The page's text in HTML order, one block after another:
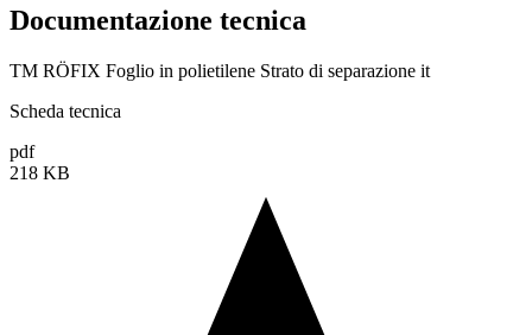
Documentazione tecnica
TM RÖFIX Foglio in polietilene Strato di separazione it
Scheda tecnica
pdf
218 KB